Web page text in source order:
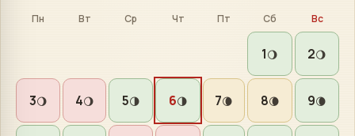
Пн Вт Ср Чт Пт Сб Вс
1🌖 2🌖
3🌖 4🌖 5🌗 6🌗 7🌘 8🌘 9🌘